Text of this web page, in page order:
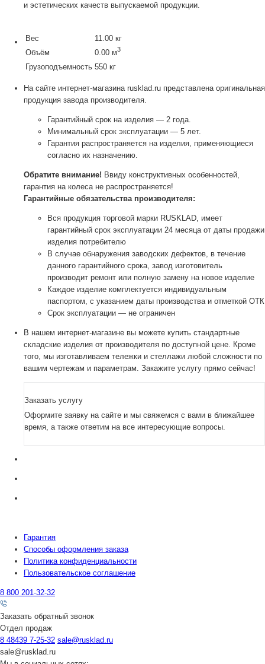
и эстетических качеств выпускаемой продукции.
Вес
11.00 кг
Объём
0.00 м3
Грузоподъемность 550 кг
На сайте интернет-магазина rusklad.ru представлена оригинальная
продукция завода производителя.
Гарантийный срок на изделия — 2 года.
Минимальный срок эксплуатации — 5 лет.
Гарантия распространяется на изделия, применяющиеся
согласно их назначению.
Обратите внимание! Ввиду конструктивных особенностей,
гарантия на колеса не распространяется!
Гарантийные обязательства производителя:
Вся продукция торговой марки RUSKLAD, имеет
гарантийный срок эксплуатации 24 месяца от даты продажи
изделия потребителю
В случае обнаружения заводских дефектов, в течение
данного гарантийного срока, завод изготовитель
производит ремонт или полную замену на новое изделие
Каждое изделие комплектуется индивидуальным
паспортом, с указанием даты производства и отметкой ОТК
Срок эксплуатации — не ограничен
В нашем интернет-магазине вы можете купить стандартные
складские изделия от производителя по доступной цене. Кроме
того, мы изготавливаем тележки и стеллажи любой сложности по
вашим чертежам и параметрам. Закажите услугу прямо сейчас!
Заказать услугу
Оформите заявку на сайте и мы свяжемся с вами в ближайшее
время, а также ответим на все интересующие вопросы.
Гарантия
Способы оформления заказа
Политика конфиденциальности
Пользовательское соглашение
8 800 201-32-32
Заказать обратный звонок
Отдел продаж
8 48439 7-25-32 sale@rusklad.ru
sale@rusklad.ru